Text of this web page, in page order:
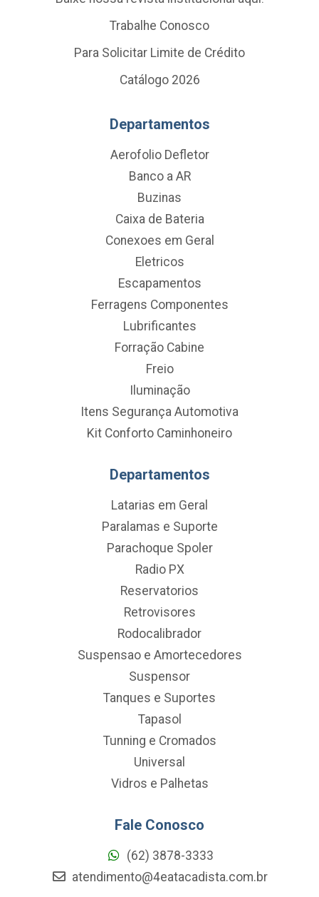
Trabalhe Conosco
Para Solicitar Limite de Crédito
Catálogo 2026
Departamentos
Aerofolio Defletor
Banco a AR
Buzinas
Caixa de Bateria
Conexoes em Geral
Eletricos
Escapamentos
Ferragens Componentes
Lubrificantes
Forração Cabine
Freio
Iluminação
Itens Segurança Automotiva
Kit Conforto Caminhoneiro
Departamentos
Latarias em Geral
Paralamas e Suporte
Parachoque Spoler
Radio PX
Reservatorios
Retrovisores
Rodocalibrador
Suspensao e Amortecedores
Suspensor
Tanques e Suportes
Tapasol
Tunning e Cromados
Universal
Vidros e Palhetas
Fale Conosco
(62) 3878-3333
atendimento@4eatacadista.com.br